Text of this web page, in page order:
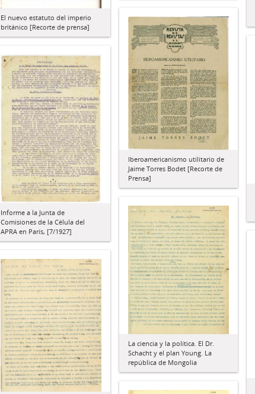
El nuevo estatuto del imperio
británico [Recorte de prensa]
Iberoamericanismo utilitario de
Jaime Torres Bodet [Recorte de
Prensa]
Informe a la Junta de
Comisiones de la Célula del
APRA en París, [7/1927]
La ciencia y la política. El Dr.
Schacht y el plan Young. La
república de Mongolia